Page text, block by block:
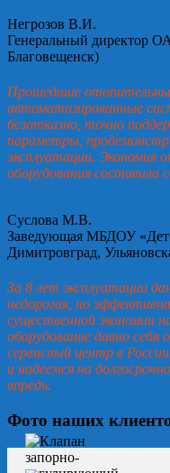
Негрозов В.И.
Генеральный директор
Благовещенск)
Прошедшие
автоматизированные
безотказно, точно
параметры,
эксплуатации. Экономия
оборудования составила
Суслова М.В.
Заведующая МБДОУ
Димитровград,
За 8 лет эксплуатации
недорогая, но
существенной экономии
оборудование давно
сервисный центр в
и надеемся на
впредь.
Фото наших